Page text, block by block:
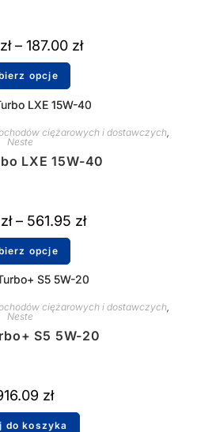
zł – 187.00 zł
opcje
ciężarowych i dostawczych
Neste
LXE 15W-40
zł – 561.95 zł
opcje
ciężarowych i dostawczych,
Neste
S5 5W-20
zł
do koszyka